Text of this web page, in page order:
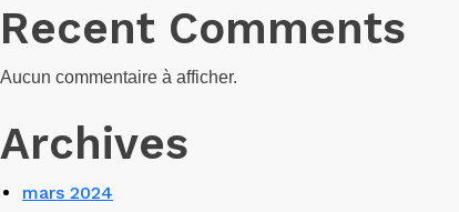
Recent Comments
Aucun commentaire à afficher.
Archives
mars 2024